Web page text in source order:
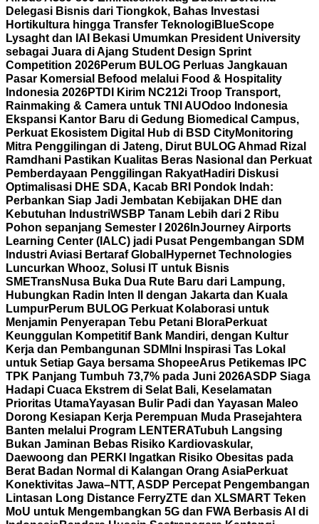
Delegasi Bisnis dari Tiongkok, Bahas Investasi
Hortikultura hingga Transfer TeknologiBlueScope
Lysaght dan IAI Bekasi Umumkan President University
sebagai Juara di Ajang Student Design Sprint
Competition 2026Perum BULOG Perluas Jangkauan
Pasar Komersial Befood melalui Food & Hospitality
Indonesia 2026PTDI Kirim NC212i Troop Transport,
Rainmaking & Camera untuk TNI AUOdoo Indonesia
Ekspansi Kantor Baru di Gedung Biomedical Campus,
Perkuat Ekosistem Digital Hub di BSD CityMonitoring
Mitra Penggilingan di Jateng, Dirut BULOG Ahmad Rizal
Ramdhani Pastikan Kualitas Beras Nasional dan Perkuat
Pemberdayaan Penggilingan RakyatHadiri Diskusi
Optimalisasi DHE SDA, Kacab BRI Pondok Indah:
Perbankan Siap Jadi Jembatan Kebijakan DHE dan
Kebutuhan IndustriWSBP Tanam Lebih dari 2 Ribu
Pohon sepanjang Semester I 2026 InJourney Airports
Learning Center (IALC) jadi Pusat Pengembangan SDM
Industri Aviasi Bertaraf Global Hypernet Technologies
Luncurkan Whooz, Solusi IT untuk Bisnis
SMETransNusa Buka Dua Rute Baru dari Lampung,
Hubungkan Radin Inten II dengan Jakarta dan Kuala
LumpurPerum BULOG Perkuat Kolaborasi untuk
Menjamin Penyerapan Tebu Petani BloraPerkuat
Keunggulan Kompetitif Bank Mandiri, dengan Kultur
Kerja dan Pembangunan SDM Ini Inspirasi Tas Lokal
untuk Setiap Gaya bersama ShopeeArus Petikemas IPC
TPK Panjang Tumbuh 73,7% pada Juni 2026ASDP Siaga
Hadapi Cuaca Ekstrem di Selat Bali, Keselamatan
Prioritas UtamaYayasan Bulir Padi dan Yayasan Maleo
Dorong Kesiapan Kerja Perempuan Muda Prasejahtera
Banten melalui Program LENTERATubuh Langsing
Bukan Jaminan Bebas Risiko Kardiovaskular,
Daewoong dan PERKI Ingatkan Risiko Obesitas pada
Berat Badan Normal di Kalangan Orang AsiaPerkuat
Konektivitas Jawa–NTT, ASDP Percepat Pengembangan
Lintasan Long Distance FerryZTE dan XLSMART Teken
MoU untuk Mengembangkan 5G dan FWA Berbasis AI di